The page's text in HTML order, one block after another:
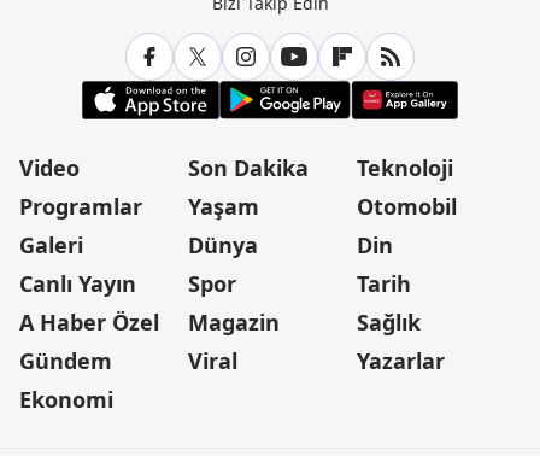
Video
Programlar
Galeri
Canlı Yayın
A Haber Özel
Gündem
Ekonomi
Son Dakika
Yaşam
Dünya
Spor
Magazin
Viral
Teknoloji
Otomobil
Din
Tarih
Sağlık
Yazarlar